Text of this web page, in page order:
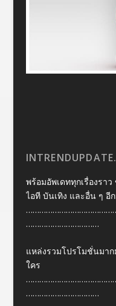
พร้อมอัพเดททุกเรื่องรา
ไอที บันเทิง และอื่น ๆ อี
……………………………
แหล่งรวมโปรโมชั่นมา
ใคร
……………………………